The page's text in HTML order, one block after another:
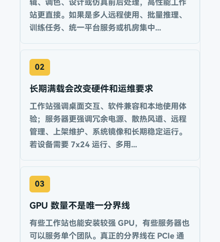
辑、调色、设计或仿真前后处理，高性能工作
站更直接。如果是多人远程使用、批量推理、
训练任务、统一平台服务或机房集中...
02
长期满载会改变硬件和运维要求
工作站强调桌面交互、软件兼容和本地使用体
验；服务器更强调冗余电源、散热风道、远程
管理、上架维护、系统镜像和长期稳定运行。
若设备需要 7x24 运行、多用...
03
GPU 数量不是唯一分界线
有些工作站也能安装较强 GPU，有些服务器也
可以服务单个团队。真正的分界线在 PCIe 通